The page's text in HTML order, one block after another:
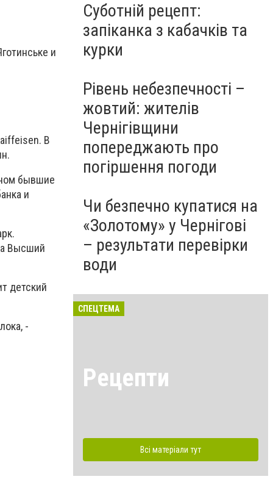
и
В
бывшие
и
Высший
детский
-
Суботній рецепт:
запіканка з кабачків та
курки
Рівень небезпечності –
жовтий: жителів
Чернігівщини
попереджають про
погіршення погоди
Чи безпечно купатися на
«Золотому» у Чернігові
– результати перевірки
води
СПЕЦТЕМА
Рецепти
Всі матеріали тут